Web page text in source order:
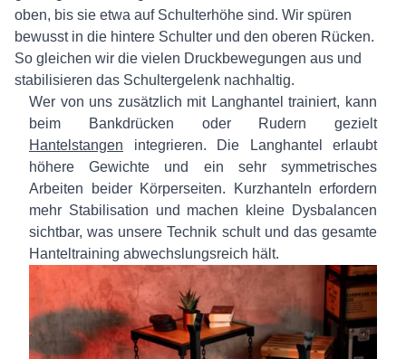
oben, bis sie etwa auf Schulterhöhe sind. Wir spüren
bewusst in die hintere Schulter und den oberen Rücken.
So gleichen wir die vielen Druckbewegungen aus und
stabilisieren das Schultergelenk nachhaltig.
Wer von uns zusätzlich mit Langhantel trainiert, kann
beim Bankdrücken oder Rudern gezielt
Hantelstangen integrieren. Die Langhantel erlaubt
höhere Gewichte und ein sehr symmetrisches
Arbeiten beider Körperseiten. Kurzhanteln erfordern
mehr Stabilisation und machen kleine Dysbalancen
sichtbar, was unsere Technik schult und das gesamte
Hanteltraining abwechslungsreich hält.